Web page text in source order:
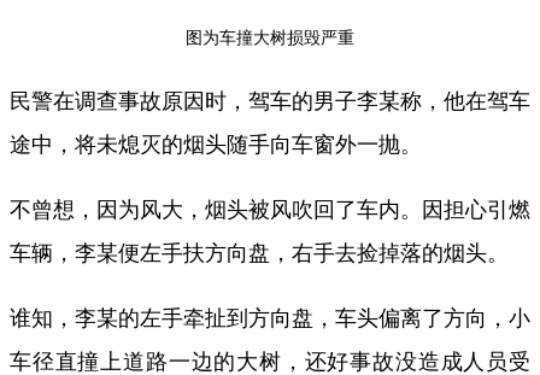
图为车撞大树损毁严重
民警在调查事故原因时，驾车的男子李某称，他在驾车
途中，将未熄灭的烟头随手向车窗外一抛。
不曾想，因为风大，烟头被风吹回了车内。因担心引燃
车辆，李某便左手扶方向盘，右手去捡掉落的烟头。
谁知，李某的左手牵扯到方向盘，车头偏离了方向，小
车径直撞上道路一边的大树，还好事故没造成人员受